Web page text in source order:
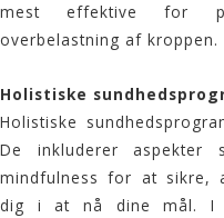
mest effektive for
overbelastning af kroppen.
Holistiske
Holistiske
De inkluderer aspekter
mindfulness for at sikre,
dig i at nå dine mål. I